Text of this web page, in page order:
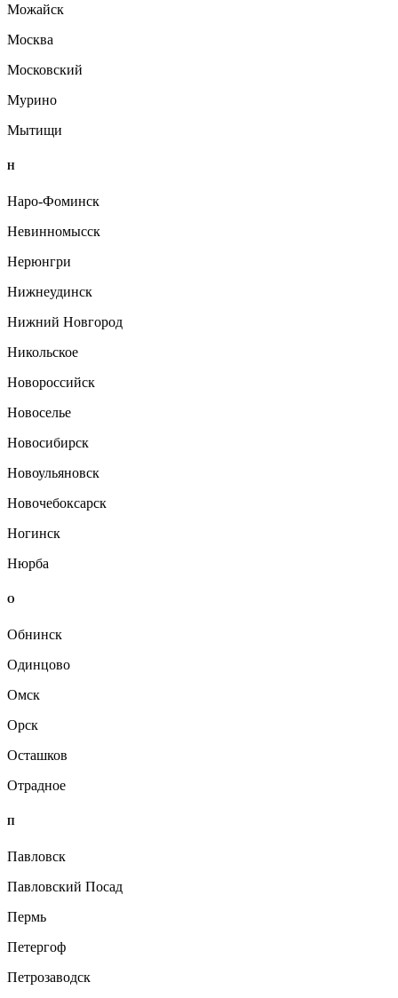
Можайск
Москва
Московский
Мурино
Мытищи
Н
Наро-Фоминск
Невинномысск
Нерюнгри
Нижнеудинск
Нижний Новгород
Никольское
Новороссийск
Новоселье
Новосибирск
Новоульяновск
Новочебоксарск
Ногинск
Нюрба
О
Обнинск
Одинцово
Омск
Орск
Осташков
Отрадное
П
Павловск
Павловский Посад
Пермь
Петергоф
Петрозаводск